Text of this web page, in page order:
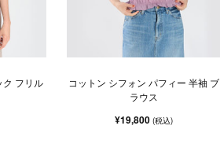
ク フリル
コットン シフォン パフィー 半袖 ブ
ラウス
¥19,800 (税込)